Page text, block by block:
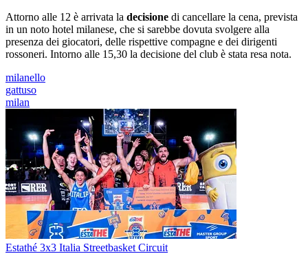
Attorno alle 12 è arrivata la decisione di cancellare la cena, prevista
in un noto hotel milanese, che si sarebbe dovuta svolgere alla
presenza dei giocatori, delle rispettive compagne e dei dirigenti
rossoneri. Intorno alle 15,30 la decisione del club è stata resa nota.
milanello
gattuso
milan
Estathé 3x3 Italia Streetbasket Circuit